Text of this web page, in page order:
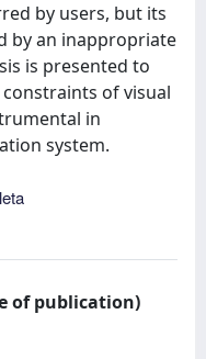
by users, but its
by an inappropriate
is presented to
of visual
in
system.
of publication)